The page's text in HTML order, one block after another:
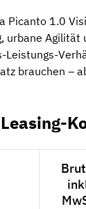
Picanto 1.0
urbane Agilität
Leistungs-
brauchen –